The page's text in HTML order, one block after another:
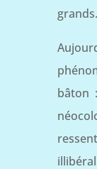
grands.
bâton